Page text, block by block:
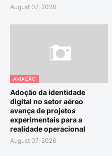
August 07, 2026
AVIAÇÃO
Adoção da identidade
digital no setor aéreo
avança de projetos
experimentais para a
realidade operacional
August 07, 2026